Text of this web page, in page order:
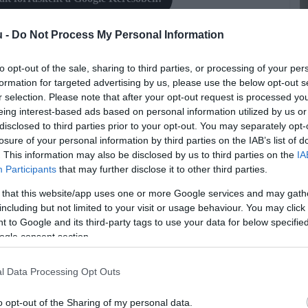
- Do Not Process My Personal Information
opt-out of the sale, sharing to third parties, or processing of your
for targeted advertising by us, please use the below opt-out
selection. Please note that after your opt-out request is processed
interest-based ads based on personal information utilized by us
to third parties prior to your opt-out. You may separately
of your personal information by third parties on the IAB’s list of
This information may also be disclosed by us to third parties on the
Participants that may further disclose it to other third parties.
that this website/app uses one or more Google services and may
but not limited to your visit or usage behaviour. You may
to Google and its third-party tags to use your data for below
consent section.
Data Processing Opt Outs
opt-out of the Sharing of my personal data.
a magyarországi edzőtermeket. Emiatt megjelentek az
kerültek az edzőtermek, olyan
az elmúlt 15-20 évben soha.
gyorsabban megtalálják majd
új színnel gazdagíthatják a
(Maforsz) főtitkárát a VG.